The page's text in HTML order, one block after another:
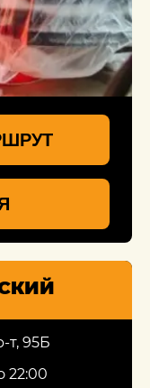
т, 95Б
22:00